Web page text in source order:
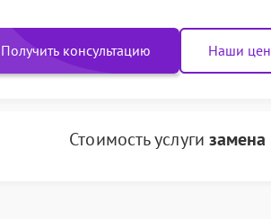
Получить консультацию Наши
Стоимость услуги замена